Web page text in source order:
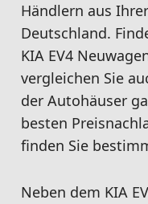
Händlern aus
Deutschland.
KIA EV4
vergleichen Sie
der Autohäuser
besten
finden Sie
Neben dem KIA